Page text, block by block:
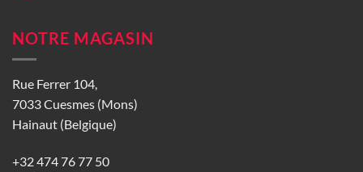
NOTRE MAGASIN
Rue Ferrer 104,
7033 Cuesmes (Mons)
Hainaut (Belgique)
+32 474 76 77 50